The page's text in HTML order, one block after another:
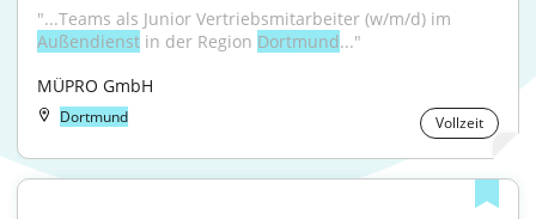
Außendienst in der Region Dortmund..."
MÜPRO GmbH
Dortmund Vollzeit